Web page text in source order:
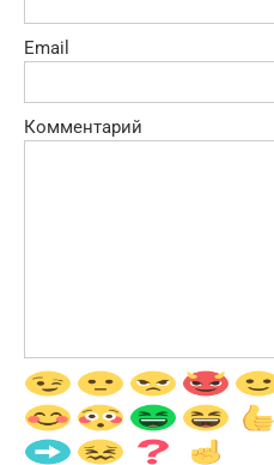
Email
Комментарий